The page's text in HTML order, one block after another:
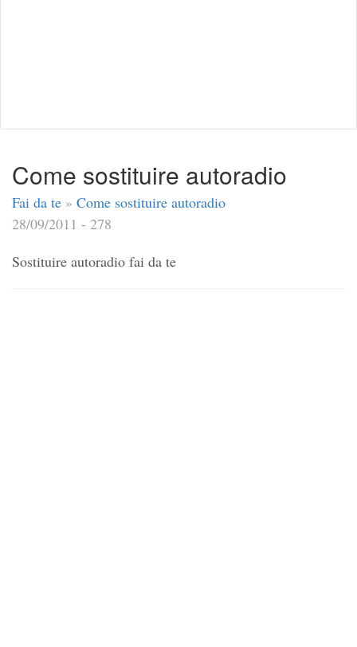
Come sostituire autoradio
Fai da te » Come sostituire autoradio
28/09/2011 - 278
Sostituire autoradio fai da te